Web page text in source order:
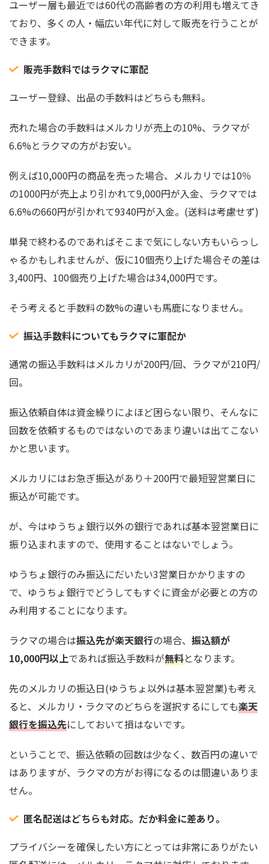
ユーザー層も最近では60代の高齢者の方の利用も増えてき
ており、多くの人・幅広い年代に対して販売を行うことが
できます。
販売手数料ではラクマに軍配
ユーザー登録、出品の手数料はどちらも無料。
売れた場合の手数料はメルカリが売上の10%、ラクマが
6.6%とラクマの方がお安い。
例えば10,000円の商品を売った場合、メルカリでは10％
の1000円が売上より引かれて9,000円が入金、ラクマでは
6.6%の660円が引かれて9340円が入金。(送料は考慮せず)
単発で終わるのであればそこまで気にしない方もいらっし
ゃるかもしれませんが、仮に10個売り上げた場合その差は
3,400円、100個売り上げた場合は34,000円です。
そう考えると手数料の数%の違いも馬鹿になりません。
振込手数料についてもラクマに軍配か
通常の振込手数料はメルカリが200円/回、ラクマが210円/
回。
振込依頼自体は資金繰りによほど困らない限り、そんなに
回数を依頼するものではないのであまり違いは出てこない
かと思います。
メルカリにはお急ぎ振込があり＋200円で最短翌営業日に
振込が可能です。
が、今はゆうちょ銀行以外の銀行であれば基本翌営業日に
振り込まれますので、使用することはないでしょう。
ゆうちょ銀行のみ振込にだいたい3営業日かかりますの
で、ゆうちょ銀行でどうしてもすぐに資金が必要との方の
み利用することになります。
ラクマの場合は振込先が楽天銀行の場合、 振込額が
10,000円以上であれば振込手数料が無料となります。
先のメルカリの振込日(ゆうちょ以外は基本翌営業)も考え
ると、メルカリ・ラクマのどちらを選択するにしても楽天
銀行を振込先にしておいて損はないです。
ということで、振込依頼の回数は少なく、数百円の違いで
はありますが、ラクマの方がお得になるのは間違いありま
せん。
匿名配送はどちらも対応。だか料金に差あり。
プライバシーを確保したい方にとっては非常にありがたい